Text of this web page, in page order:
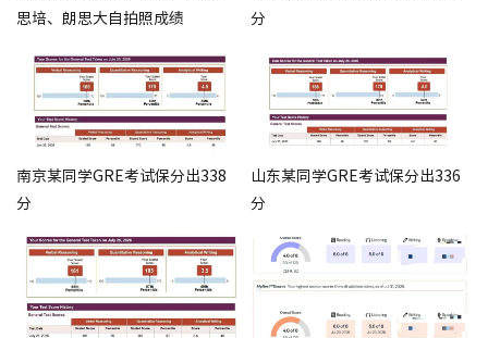
思培、朗思大自拍照成绩
分
南京某同学GRE考试保分出338
分
山东某同学GRE考试保分出336
分